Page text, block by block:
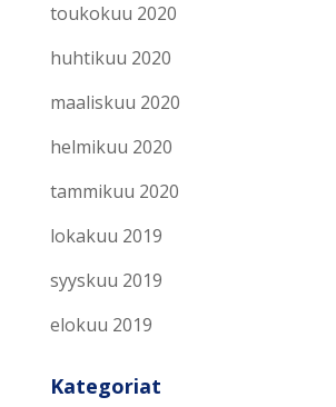
toukokuu 2020
huhtikuu 2020
maaliskuu 2020
helmikuu 2020
tammikuu 2020
lokakuu 2019
syyskuu 2019
elokuu 2019
Kategoriat